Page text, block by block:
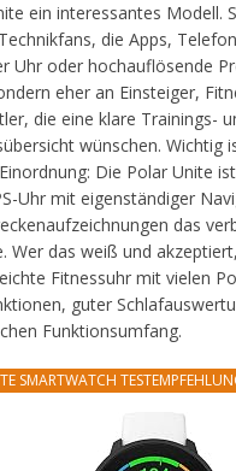
ein interessantes Modell.
die Apps,
Uhr oder hochauflösende
eher an Einsteiger,
die eine klare Trainings-
wünschen. Wichtig
Die Polar Unite
Uhr mit eigenständiger
das
Wer das weiß und
Fitnessuhr mit vielen
guter
Funktionsumfang.
SMARTWATCH